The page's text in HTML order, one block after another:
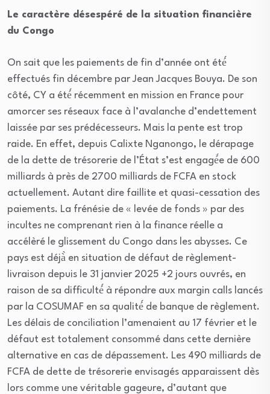
Le caractère désespéré de la situation financière
du Congo
On sait que les paiements de fin d’année ont été́
effectués fin décembre par Jean Jacques Bouya. De son
côté, CY a été́ récemment en mission en France pour
amorcer ses réseaux face à l’avalanche d’endettement
laissée par ses prédécesseurs. Mais la pente est trop
raide. En effet, depuis Calixte Nganongo, le dérapage
de la dette de trésorerie de l’État s’est engagé́e de 600
milliards à près de 2700 milliards de FCFA en stock
actuellement. Autant dire faillite et quasi-cessation des
paiements. La frénésie de « levée de fonds » par des
incultes ne comprenant rien à la finance réelle a
accélèré le glissement du Congo dans les abysses. Ce
pays est déjà̀ en situation de défaut de règlement-
livraison depuis le 31 janvier 2025 +2 jours ouvrés, en
raison de sa difficulté́ à répondre aux margin calls lancés
par la COSUMAF en sa qualité́ de banque de règlement.
Les délais de conciliation l’amenaient au 17 février et le
défaut est totalement consommé dans cette dernière
alternative en cas de dépassement. Les 490 milliards de
FCFA de dette de trésorerie envisagés apparaissent dès
lors comme une véritable gageure, d’autant que